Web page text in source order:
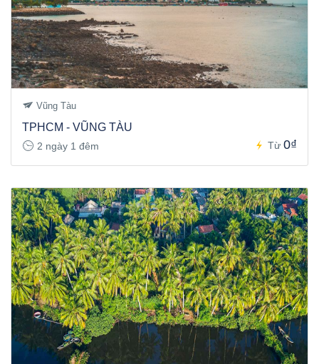
Vũng Tàu
TPHCM - VŨNG TÀU
2 ngày 1 đêm Từ 0₫